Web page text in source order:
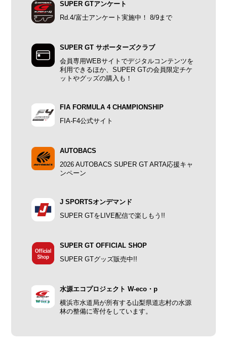
SUPER GTアンケート
Rd.4/富士アンケート実施中！ 8/9まで
SUPER GT サポーターズクラブ
会員専用WEBサイトでデジタルコンテンツを
利用できるほか、SUPER GTの会員限定チケ
ットやグッズの購入も！
FIA FORMULA 4 CHAMPIONSHIP
FIA-F4公式サイト
AUTOBACS
2026 AUTOBACS SUPER GT ARTA応援キャ
ンペーン
J SPORTSオンデマンド
SUPER GTをLIVE配信で楽しもう!!
SUPER GT OFFICIAL SHOP
SUPER GTグッズ販売中!!
水源エコプロジェクト W-eco・p
横浜市水道局が所有する山梨県道志村の水源
林の整備に寄付をしています。